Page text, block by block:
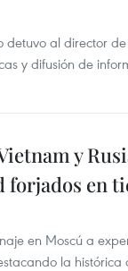
detuvo al director
y difusión de
y
forjados en
en Moscú a
la